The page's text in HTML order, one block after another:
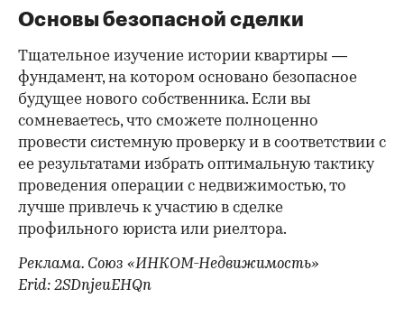
Основы безопасной сделки
Тщательное изучение истории квартиры —
фундамент, на котором основано безопасное
будущее нового собственника. Если вы
сомневаетесь, что сможете полноценно
провести системную проверку и в соответствии с
ее результатами избрать оптимальную тактику
проведения операции с недвижимостью, то
лучше привлечь к участию в сделке
профильного юриста или риелтора.
Реклама. Союз «ИНКОМ-Недвижимость»
Erid: 2SDnjeuEHQn